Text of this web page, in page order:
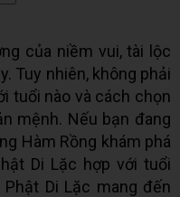
của niềm vui, tài lộc
Tuy nhiên, không phải
tuổi nào và cách chọn
mệnh. Nếu bạn đang
Hàm Rồng khám phá
Di Lặc hợp với tuổi
Di Lặc mang đến